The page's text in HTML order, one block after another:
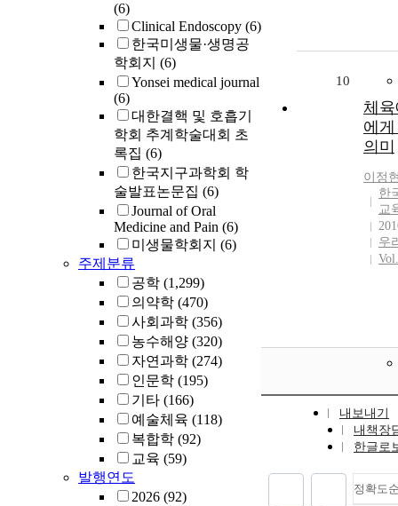
(6)
Clinical Endoscopy (6)
한국미생물·생명공
학회지 (6)
Yonsei medical journal
(6)
대한결핵 및 호흡기
학회 추계학술대회 초
록집 (6)
한국지구과학회 학
술발표논문집 (6)
Journal of Oral
Medicine and Pain (6)
미생물학회지 (6)
주제분류
공학 (1,299)
의약학 (470)
사회과학 (356)
농수해양 (320)
자연과학 (274)
인문학 (195)
기타 (166)
예술체육 (118)
복합학 (92)
교육 (59)
발행연도
2026 (92)
10
체육
에
의미
이정
한
교
우
내보내기
내책장
한글로
정확도